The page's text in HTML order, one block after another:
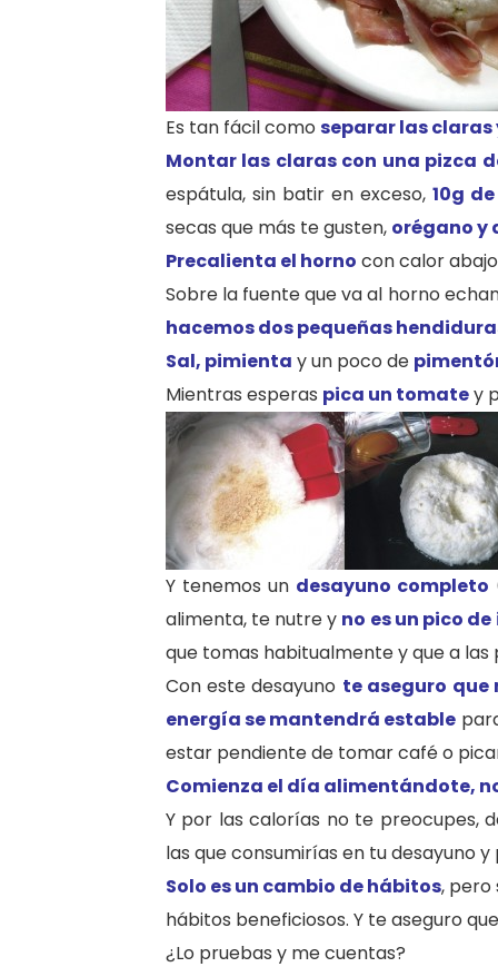
Es tan fácil como separar las claras
Montar las claras con una pizca
espátula, sin batir en exceso,10g
secas que más te gusten, orégano y
Precalienta el horno con calor
Sobre la fuente que va al horno
hacemos dos pequeñas
Sal, pimienta y un poco de
Mientras esperas pica un tomatey
Y tenemos un desayuno completo
alimenta, te nutre y no es un pico
que tomas habitualmente y que a
Con este desayuno te aseguro que
energía se mantendrá estable
estar pendiente de tomar café o
Comienza el día alimentándote,
Y por las calorías no te preocupes,
las que consumirías en tu desayuno
Solo es un cambio de hábitos, pero
hábitos beneficiosos. Y te aseguro
¿Lo pruebas y me cuentas?